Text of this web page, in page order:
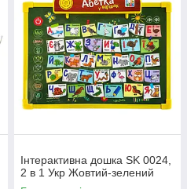
Інтерактивна дошка SK 0024,
2 в 1 Укр Жовтий-зелений